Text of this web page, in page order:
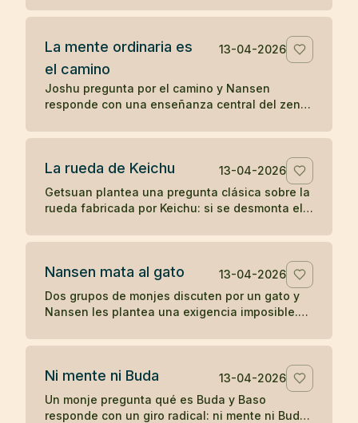
sentido del zen. Un koan sobre respuesta y
La mente ordinaria es
el camino
13-04-2026
Joshu pregunta por el camino y Nansen
responde con una enseñanza central del zen:
persigue, ya es el camino.
La rueda de Keichu
13-04-2026
Getsuan plantea una pregunta clásica sobre la
rueda fabricada por Keichu: si se desmonta el
forma, función y vacío.
Nansen mata al gato
13-04-2026
Dos grupos de monjes discuten por un gato y
Nansen les plantea una exigencia imposible.
más tarde Joshu contesta sin palabras.
Ni mente ni Buda
13-04-2026
Un monje pregunta qué es Buda y Baso
responde con un giro radical: ni mente ni Buda.